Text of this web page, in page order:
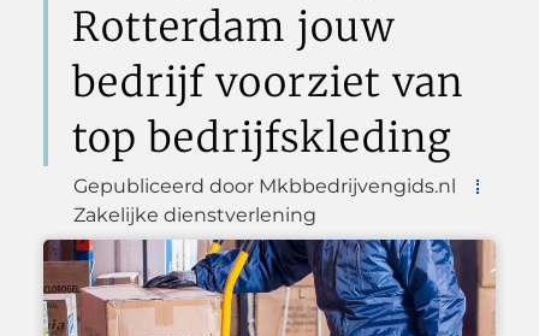
Rotterdam jouw
bedrijf voorziet van
top bedrijfskleding
Gepubliceerd door Mkbbedrijvengids.nl
Zakelijke dienstverlening